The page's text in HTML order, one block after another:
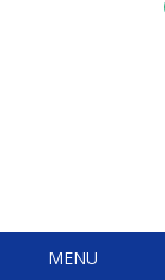
MENU